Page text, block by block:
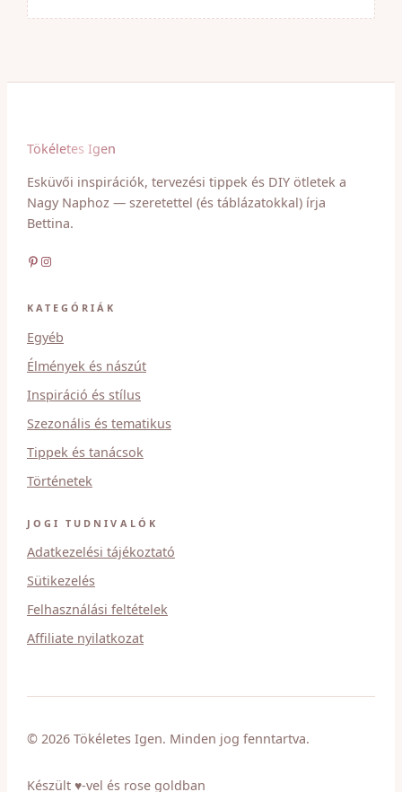
Tökéletes Igen
Esküvői inspirációk, tervezési tippek és DIY ötletek a
Nagy Naphoz — szeretettel (és táblázatokkal) írja
Bettina.
Pinterest Instagram
KATEGÓRIÁK
Egyéb
Élmények és nászút
Inspiráció és stílus
Szezonális és tematikus
Tippek és tanácsok
Történetek
JOGI TUDNIVALÓK
Adatkezelési tájékoztató
Sütikezelés
Felhasználási feltételek
Affiliate nyilatkozat
© 2026 Tökéletes Igen. Minden jog fenntartva.
Készült ♥-vel és rose goldban